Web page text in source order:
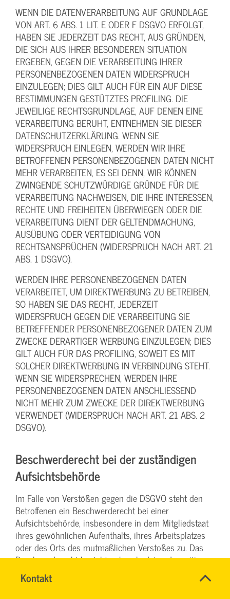
Kontakt
TEAM
Name*
WENN DIE DATENVERARBEITUNG AUF GRUNDLAGE
VON ART. 6 ABS. 1 LIT. E ODER F DSGVO ERFOLGT,
HABEN SIE JEDERZEIT DAS RECHT, AUS GRÜNDEN,
DIE SICH AUS IHRER BESONDEREN SITUATION
ERGEBEN, GEGEN DIE VERARBEITUNG IHRER
PERSONENBEZOGENEN DATEN WIDERSPRUCH
EINZULEGEN; DIES GILT AUCH FÜR EIN AUF DIESE
BESTIMMUNGEN GESTÜTZTES PROFILING. DIE
JEWEILIGE RECHTSGRUNDLAGE, AUF DENEN EINE
VERARBEITUNG BERUHT, ENTNEHMEN SIE DIESER
DATENSCHUTZERKLÄRUNG. WENN SIE
WIDERSPRUCH EINLEGEN, WERDEN WIR IHRE
BETROFFENEN PERSONENBEZOGENEN DATEN NICHT
MEHR VERARBEITEN, ES SEI DENN, WIR KÖNNEN
ZWINGENDE SCHUTZWÜRDIGE GRÜNDE FÜR DIE
VERARBEITUNG NACHWEISEN, DIE IHRE INTERESSEN,
RECHTE UND FREIHEITEN ÜBERWIEGEN ODER DIE
VERARBEITUNG DIENT DER GELTENDMACHUNG,
AUSÜBUNG ODER VERTEIDIGUNG VON
RECHTSANSPRÜCHEN (WIDERSPRUCH NACH ART. 21
ABS. 1 DSGVO).
WERDEN IHRE PERSONENBEZOGENEN DATEN
VERARBEITET, UM DIREKTWERBUNG ZU BETREIBEN,
SO HABEN SIE DAS RECHT, JEDERZEIT
WIDERSPRUCH GEGEN DIE VERARBEITUNG SIE
BETREFFENDER PERSONENBEZOGENER DATEN ZUM
ZWECKE DERARTIGER WERBUNG EINZULEGEN; DIES
GILT AUCH FÜR DAS PROFILING, SOWEIT ES MIT
SOLCHER DIREKTWERBUNG IN VERBINDUNG STEHT.
WENN SIE WIDERSPRECHEN, WERDEN IHRE
PERSONENBEZOGENEN DATEN ANSCHLIESSEND
NICHT MEHR ZUM ZWECKE DER DIREKTWERBUNG
VERWENDET (WIDERSPRUCH NACH ART. 21 ABS. 2
DSGVO).
Beschwerde­recht bei der zuständigen
Aufsichts­behörde
Im Falle von Verstößen gegen die DSGVO steht den
Betroffenen ein Beschwerderecht bei einer
Aufsichtsbehörde, insbesondere in dem Mitgliedstaat
ihres gewöhnlichen Aufenthalts, ihres Arbeitsplatzes
oder des Orts des mutmaßlichen Verstoßes zu. Das
Beschwerderecht besteht unbeschadet anderweitiger
verwaltungsrechtlicher oder gerichtlicher
Rechtsbehelfe.